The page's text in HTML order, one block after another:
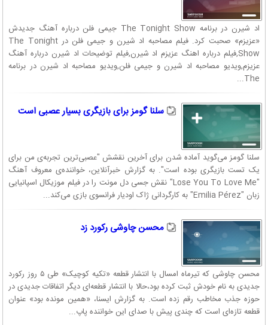
اد شیرن در برنامه The Tonight Show جیمی فلن درباره آهنگ جدیدش
«عزیزم» صحبت کرد. فیلم مصاحبه اد شیرن و جیمی فلن در The Tonight
Show,فیلم درباره اهنگ عزیزم اد شیرن,فیلم توضیحات اد شیرن درباره آهنگ
عزیزم,ویدیو مصاحبه اد شیرن و جیمی فلن,ویدیو مصاحبه اد شیرن در برنامه
The...
سلنا گومز برای بازیگری بسیار عصبی است
سلنا گومز می‌گوید آماده شدن برای آخرین نقشش "عصبی‌ترین تجربه‌ی من برای
یک تست بازیگری بوده است". به گزارش خبرآنلاین، خواننده‌ی معروف آهنگ
"Lose You To Love Me" نقش جسی دل مونت را در فیلم موزیکال اسپانیایی
زبان "Emilia Pérez" به کارگردانی ژاک اودیار فرانسوی بازی می‌کند...
محسن چاوشی رکورد زد
محسن چاوشی که تیرماه امسال با انتشار قطعه «تکیه کوچیک» طی ۵ روز رکورد
جدیدی به نام خودش ثبت کرده بود،‌حالا با انتشار قطعه‌ای دیگر اتفاقات جدیدی در
حوزه جذب مخاطب رقم زده است. به گزارش ایسنا،‌ «همین مونده بود» عنوان
قطعه تازه‌ای است که چندی پیش با صدای این خواننده پاپ...